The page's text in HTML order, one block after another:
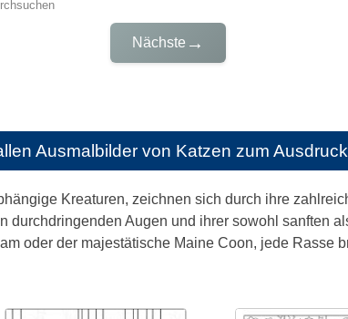
Nächste →
Ausmalbilder von Katzen zum
Kreaturen, zeichnen sich durch ihre
durchdringenden Augen und ihrer sowohl sanften
oder der majestätische Maine Coon, jede Rasse